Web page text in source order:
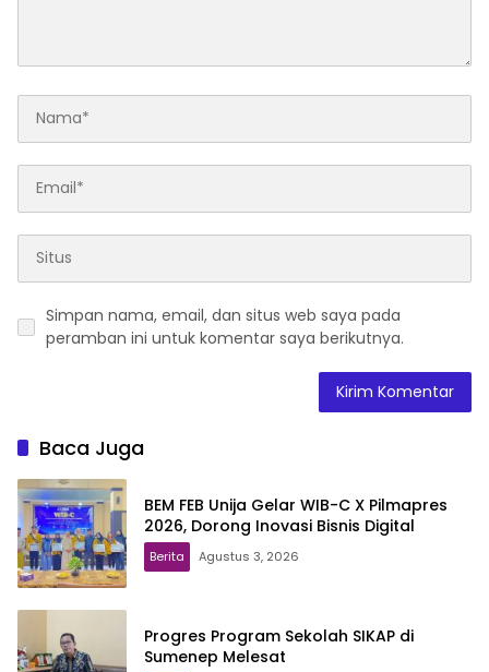
Simpan nama, email, dan situs web saya pada
peramban ini untuk komentar saya berikutnya.
Baca Juga
BEM FEB Unija Gelar WIB-C X Pilmapres
2026, Dorong Inovasi Bisnis Digital
Berita Agustus 3, 2026
Progres Program Sekolah SIKAP di
Sumenep Melesat